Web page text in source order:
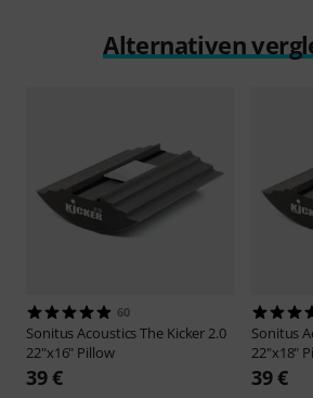
Alternativen
60
Sonitus AcousticsThe Kicker 2.0
22"x16" Pillow
39 €
Sonitus
22"x18"
39 €